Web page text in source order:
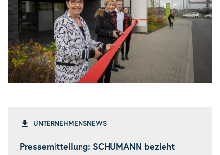
UNTERNEHMENSNEWS
Pressemitteilung: SCHUMANN bezieht